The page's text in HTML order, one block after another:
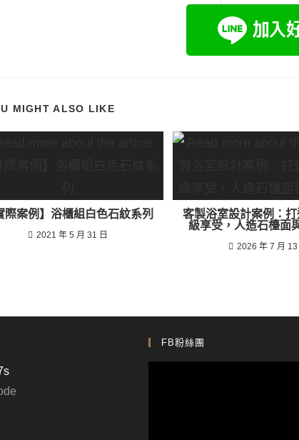
MIGHT ALSO LIKE
際案例】浴櫃組白色石紋系列
2021 年 5 月 31 日
客製浴室設計案例：
級享受，人造石檯面
2026 年 7 月 13
FB粉絲團